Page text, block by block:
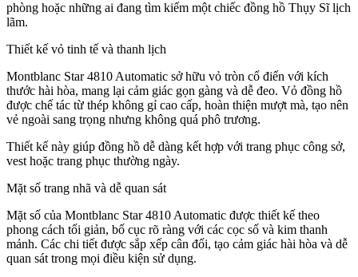
phòng hoặc những ai đang tìm kiếm một chiếc đồng hồ Thụy Sĩ lịch
lãm.
Thiết kế vỏ tinh tế và thanh lịch
Montblanc Star 4810 Automatic sở hữu vỏ tròn cổ điển với kích
thước hài hòa, mang lại cảm giác gọn gàng và dễ đeo. Vỏ đồng hồ
được chế tác từ thép không gỉ cao cấp, hoàn thiện mượt mà, tạo nên
vẻ ngoài sang trọng nhưng không quá phô trương.
Thiết kế này giúp đồng hồ dễ dàng kết hợp với trang phục công sở,
vest hoặc trang phục thường ngày.
Mặt số trang nhã và dễ quan sát
Mặt số của Montblanc Star 4810 Automatic được thiết kế theo
phong cách tối giản, bố cục rõ ràng với các cọc số và kim thanh
mảnh. Các chi tiết được sắp xếp cân đối, tạo cảm giác hài hòa và dễ
quan sát trong mọi điều kiện sử dụng.